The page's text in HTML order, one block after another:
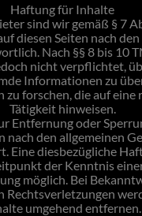
Haftung für Inhalte
sind wir gemäß § 7
diesen Seiten nach
Nach §§ 8 bis 10
nicht verpflichtet,
Informationen zu
zu forschen, die auf
Tätigkeit hinweisen.
Entfernung oder
den allgemeinen
Eine diesbezügliche
der Kenntnis
möglich. Bei
Rechtsverletzungen
umgehend entfernen.